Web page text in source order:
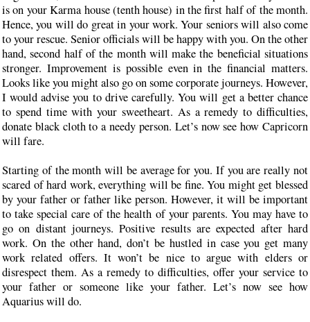
is on your Karma house (tenth house) in the first half of the month.
Hence, you will do great in your work. Your seniors will also come
to your rescue. Senior officials will be happy with you. On the other
hand, second half of the month will make the beneficial situations
stronger. Improvement is possible even in the financial matters.
Looks like you might also go on some corporate journeys. However,
I would advise you to drive carefully. You will get a better chance
to spend time with your sweetheart. As a remedy to difficulties,
donate black cloth to a needy person. Let’s now see how Capricorn
will fare.
Starting of the month will be average for you. If you are really not
scared of hard work, everything will be fine. You might get blessed
by your father or father like person. However, it will be important
to take special care of the health of your parents. You may have to
go on distant journeys. Positive results are expected after hard
work. On the other hand, don’t be hustled in case you get many
work related offers. It won’t be nice to argue with elders or
disrespect them. As a remedy to difficulties, offer your service to
your father or someone like your father. Let’s now see how
Aquarius will do.